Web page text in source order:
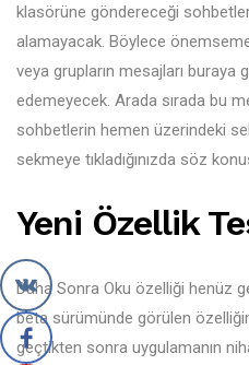
klasörüne göndereceği
alamayacak. Böylece
veya grupların mesajları buraya
edemeyecek. Arada sırada bu
sohbetlerin hemen üzerindeki
sekmeye tıkladığınızda söz
Yeni Özellik
Daha Sonra Oku özelliği henüz
beta sürümünde görülen
geçtikten sonra uygulamanın